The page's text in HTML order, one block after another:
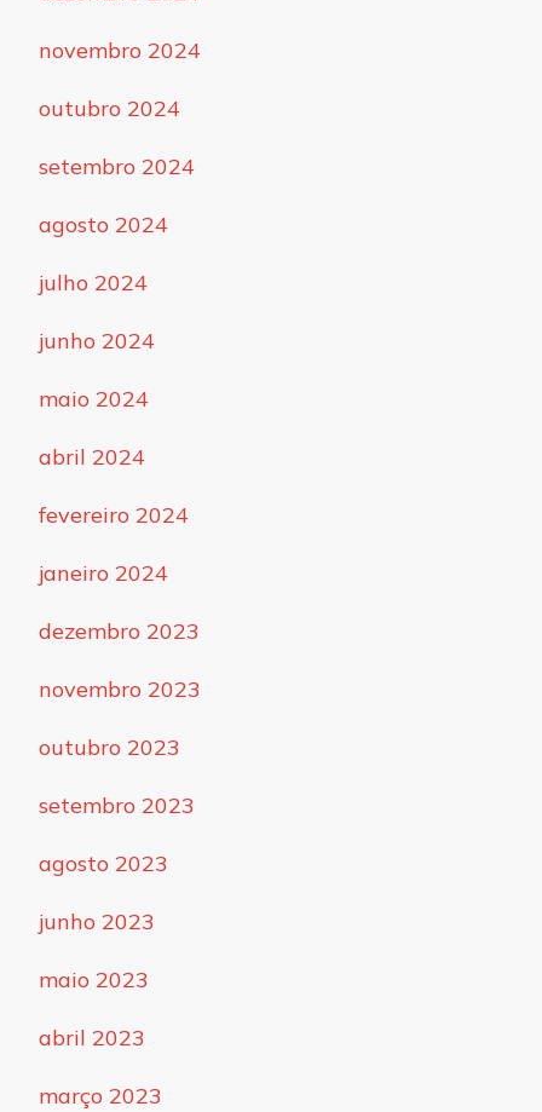
novembro 2024
outubro 2024
setembro 2024
agosto 2024
julho 2024
junho 2024
maio 2024
abril 2024
fevereiro 2024
janeiro 2024
dezembro 2023
novembro 2023
outubro 2023
setembro 2023
agosto 2023
junho 2023
maio 2023
abril 2023
março 2023